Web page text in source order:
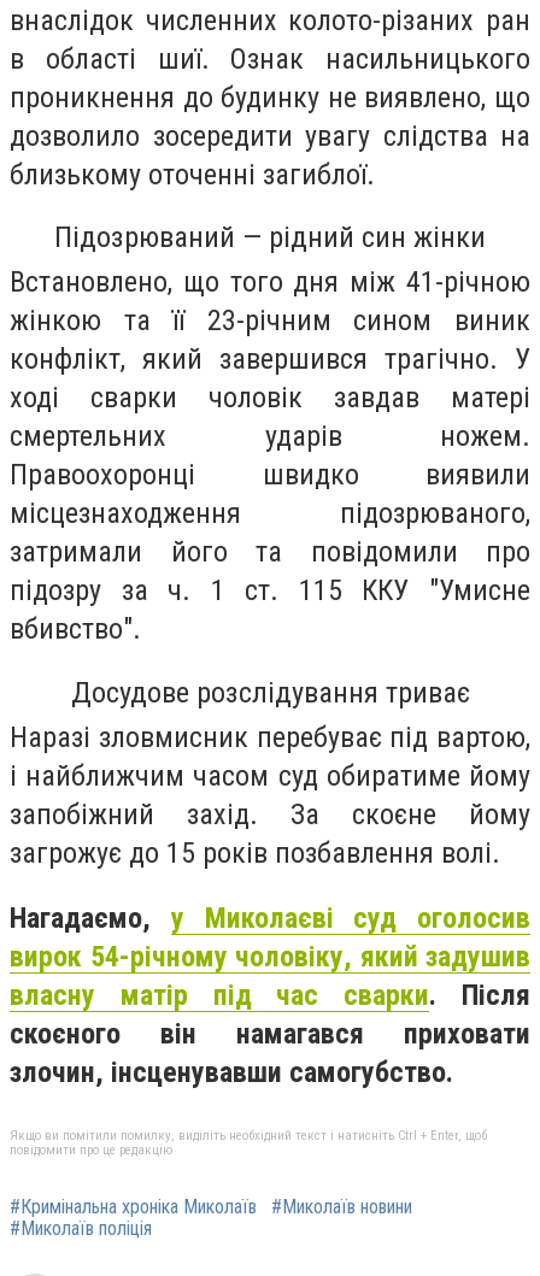
внаслідок численних колото-різаних ран
в області шиї. Ознак насильницького
проникнення до будинку не виявлено, що
дозволило зосередити увагу слідства на
близькому оточенні загиблої.
Підозрюваний — рідний син жінки
Встановлено, що того дня між 41-річною
жінкою та її 23-річним сином виник
конфлікт, який завершився трагічно. У
ході сварки чоловік завдав матері
смертельних ударів ножем.
Правоохоронці швидко виявили
місцезнаходження підозрюваного,
затримали його та повідомили про
підозру за ч. 1 ст. 115 ККУ "Умисне
вбивство".
Досудове розслідування триває
Наразі зловмисник перебуває під вартою,
і найближчим часом суд обиратиме йому
запобіжний захід. За скоєне йому
загрожує до 15 років позбавлення волі.
Нагадаємо, у Миколаєві суд оголосив
вирок 54-річному чоловіку, який задушив
власну матір під час сварки. Після
скоєного він намагався приховати
злочин, інсценувавши самогубство.
Якщо ви помітили помилку, виділіть необхідний текст і натисніть Ctrl + Enter, щоб
повідомити про це редакцію
#Кримінальна хроніка Миколаїв
#Миколаїв новини
#Миколаїв поліція